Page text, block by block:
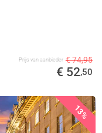
Prijs van aanbieder € 74,95
€ 52,50
13%